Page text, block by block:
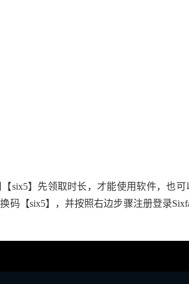
six5】先领取时长，才能使用软件，也可
码【six5】，并按照右边步骤注册登录